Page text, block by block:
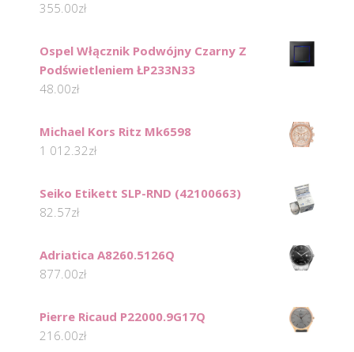
355.00zł
Ospel Włącznik Podwójny Czarny Z
Podświetleniem ŁP233N33
48.00zł
Michael Kors Ritz Mk6598
1 012.32zł
Seiko Etikett SLP-RND (42100663)
82.57zł
Adriatica A8260.5126Q
877.00zł
Pierre Ricaud P22000.9G17Q
216.00zł